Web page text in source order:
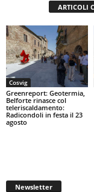
ARTICOLI
Cosvig
Greenreport: Geotermia,
Belforte rinasce col
teleriscaldamento:
Radicondoli in festa il 23
agosto
Newsletter